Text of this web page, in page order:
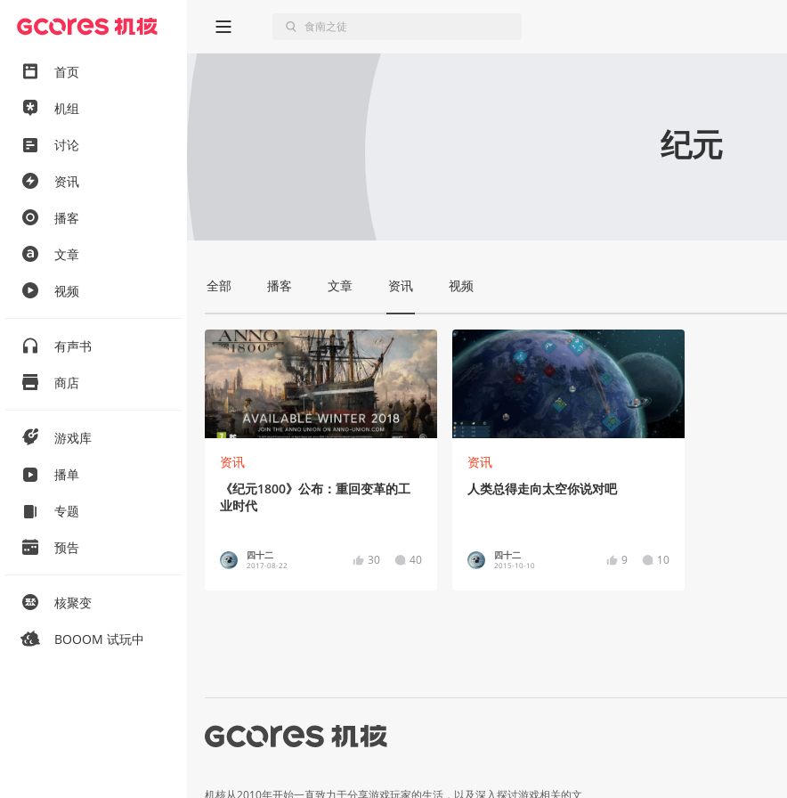
首页
机组
讨论
资讯
播客
文章
视频
有声书
商店
游戏库
播单
专题
预告
核聚变
BOOOM 试玩中
纪元
全部 播客 文章 资讯 视频
资讯
《纪元1800》公布：重回变革的工
业时代
四十二
2017-08-22 30 40
资讯
人类总得走向太空你说对吧
四十二
2015-10-10 9 10
机核从2010年开始一直致力于分享游戏玩家的生活，以及深入探讨游戏相关的文